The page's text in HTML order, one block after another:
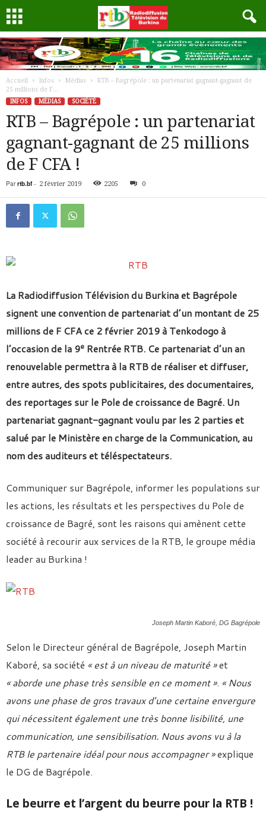
Accueil Infos Médias
RTB – Bagrépole : un partenariat gagnant-gagnant de
25 millions de F...
INFOS
MÉDIAS SOCIÉTÉ
RTB – Bagrépole : un partenariat
gagnant-gagnant de 25 millions
de F CFA !
Par rtb.bf- 2 février 2019 2205 0
La Radiodiffusion Télévision du Burkina et Bagrépole
signent une convention de partenariat d’un montant de 25
millions de F CFA ce 2 février 2019 à Tenkodogo à
l’occasion de la 9e Rentrée RTB. Ce partenariat d’un an
renouvelable permettra à la RTB de réaliser et diffuser,
entre autres, des spots publicitaires, des documentaires,
des reportages sur le Pole de croissance de Bagré. Un
partenariat gagnant-gagnant voulu par les 2 parties et
salué par le Ministère en charge de la Communication, au
nom des auditeurs et téléspectateurs.
Communiquer sur Bagrépole, informer les populations sur
les actions, les résultats et les perspectives du Pole de
croissance de Bagré, sont les raisons qui amènent cette
société à recourir aux services de la RTB, le groupe média
leader au Burkina !
Joseph Martin Kaboré, DG Bagrépole
Selon le Directeur général de Bagrépole, Joseph Martin
Kaboré, sa société « est à un niveau de maturité »et
« aborde une phase très sensible en ce moment ». « Nous
avons une phase de gros travaux d’une certaine envergure
qui nécessitent également une très bonne lisibilité, une
communication, une sensibilisation. Nous avons vu à la
RTB le partenaire idéal pour nous accompagner »explique
le DG de Bagrépole.
Le beurre et l’argent du beurre pour la RTB !